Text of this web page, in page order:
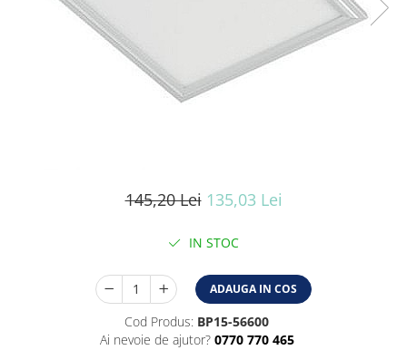
Iluminat arhitectural
Corpuri de emergenta
Uncategorized
145,20 Lei 135,03 Lei
IN STOC
ADAUGA IN COS
Cod Produs: BP15-56600
Ai nevoie de ajutor? 0770 770 465